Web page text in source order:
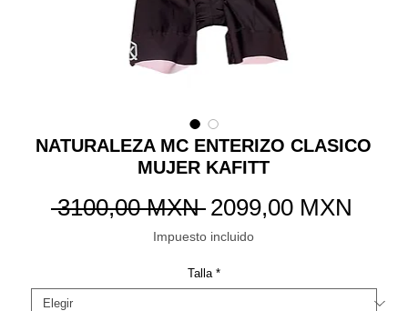
NATURALEZA MC ENTERIZO CLASICO
MUJER KAFITT
3100,00 MXN Precio
2099,00 MXN
Impuesto incluido
Talla *